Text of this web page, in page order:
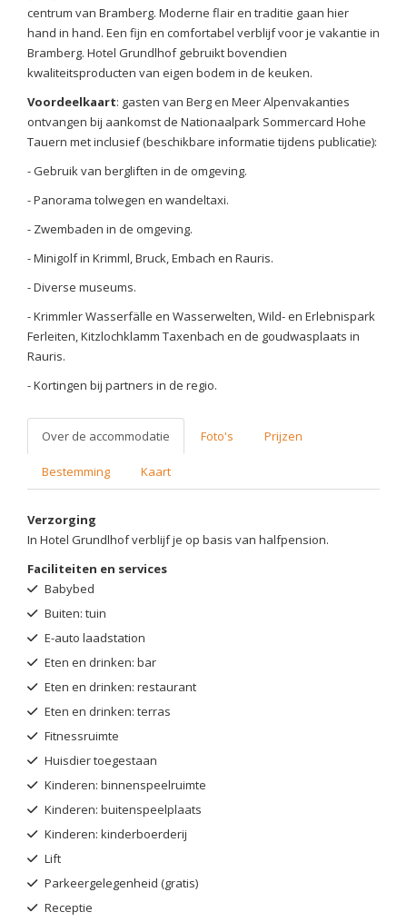
centrum van Bramberg. Moderne flair en traditie gaan hier
hand in hand. Een fijn en comfortabel verblijf voor je vakantie in
Bramberg. Hotel Grundlhof gebruikt bovendien
kwaliteitsproducten van eigen bodem in de keuken.
Voordeelkaart: gasten van Berg en Meer Alpenvakanties
ontvangen bij aankomst de Nationaalpark Sommercard Hohe
Tauern met inclusief (beschikbare informatie tijdens publicatie):
- Gebruik van bergliften in de omgeving.
- Panorama tolwegen en wandeltaxi.
- Zwembaden in de omgeving.
- Minigolf in Krimml, Bruck, Embach en Rauris.
- Diverse museums.
- Krimmler Wasserfälle en Wasserwelten, Wild- en Erlebnispark
Ferleiten, Kitzlochklamm Taxenbach en de goudwasplaats in
Rauris.
- Kortingen bij partners in de regio.
Over de accommodatie Foto's Prijzen
Bestemming Kaart
Verzorging
In Hotel Grundlhof verblijf je op basis van halfpension.
Faciliteiten en services
Babybed
Buiten: tuin
E-auto laadstation
Eten en drinken: bar
Eten en drinken: restaurant
Eten en drinken: terras
Fitnessruimte
Huisdier toegestaan
Kinderen: binnenspeelruimte
Kinderen: buitenspeelplaats
Kinderen: kinderboerderij
Lift
Parkeergelegenheid (gratis)
Receptie